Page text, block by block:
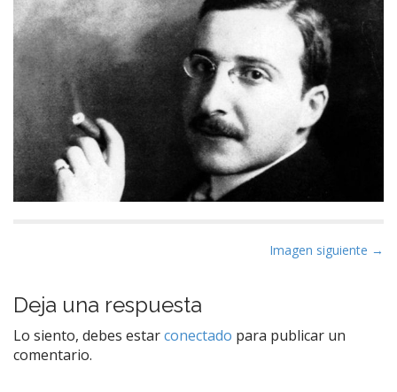
v
e
g
a
Imagen siguiente →
Deja una respuesta
Lo siento, debes estarconectado para publicar un
comentario.